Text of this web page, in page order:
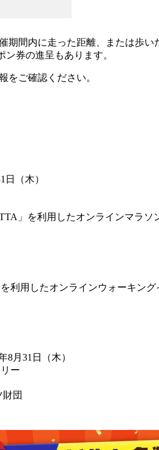
間内に走った距離、または歩
券の進呈もあります。
をご確認ください。
日 （木）
」を利用したオンラインマラ
利用したオンラインウォーキン
8月31日
（木）
ー
団